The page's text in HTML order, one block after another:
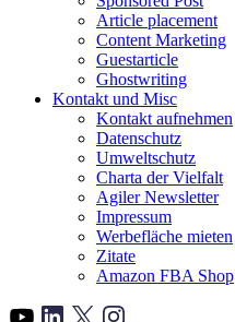
Article placement
Content Marketing
Guestarticle
Ghostwriting
Kontakt und Misc
Kontakt aufnehmen
Datenschutz
Umweltschutz
Charta der Vielfalt
Agiler Newsletter
Impressum
Werbefläche mieten
Zitate
Amazon FBA Shop